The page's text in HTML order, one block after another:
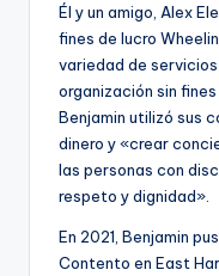
Él y un amigo, Alex
fines de lucro
variedad de
organización sin
Benjamin utilizó sus
dinero y «crear
las personas con
respeto y dignidad».
En 2021, Benjamin
Contento en East